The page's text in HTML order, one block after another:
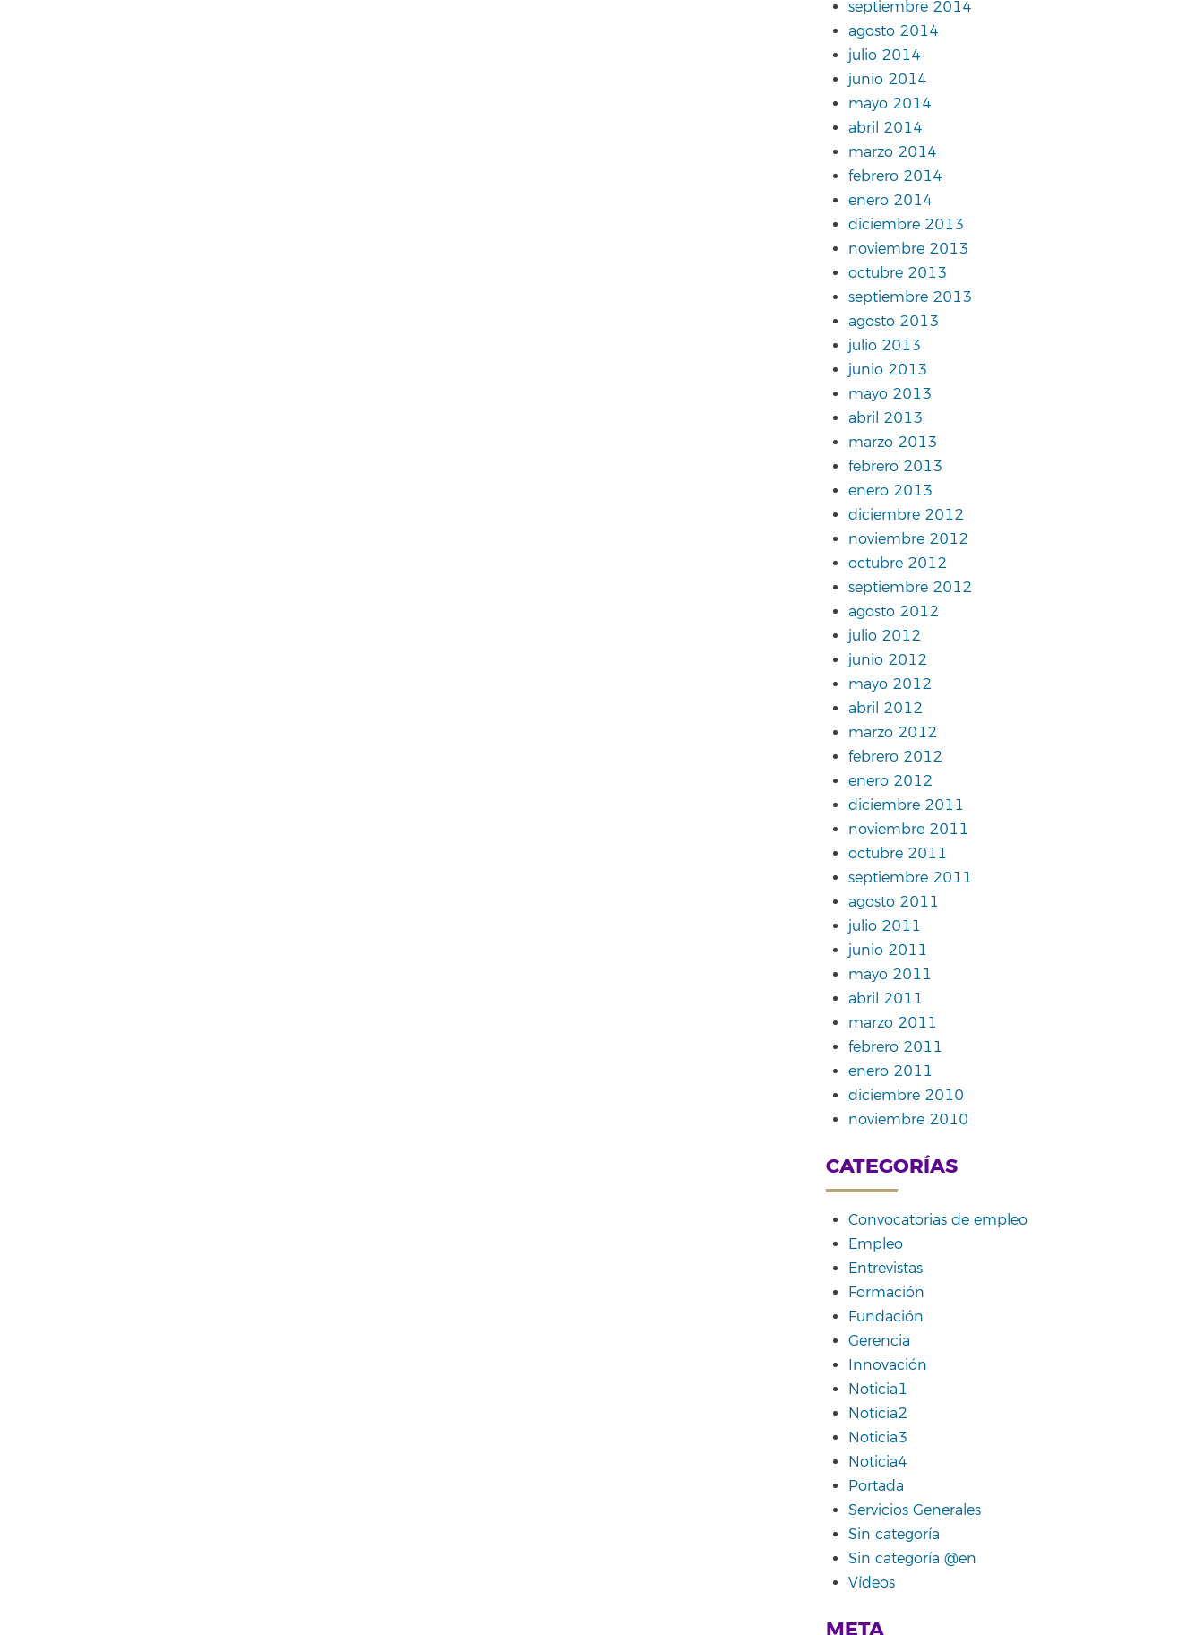
septiembre 2014
agosto 2014
julio 2014
junio 2014
mayo 2014
abril 2014
marzo 2014
febrero 2014
enero 2014
diciembre 2013
noviembre 2013
octubre 2013
septiembre 2013
agosto 2013
julio 2013
junio 2013
mayo 2013
abril 2013
marzo 2013
febrero 2013
enero 2013
diciembre 2012
noviembre 2012
octubre 2012
septiembre 2012
agosto 2012
julio 2012
junio 2012
mayo 2012
abril 2012
marzo 2012
febrero 2012
enero 2012
diciembre 2011
noviembre 2011
octubre 2011
septiembre 2011
agosto 2011
julio 2011
junio 2011
mayo 2011
abril 2011
marzo 2011
febrero 2011
enero 2011
diciembre 2010
noviembre 2010
CATEGORÍAS
Convocatorias de empleo
Empleo
Entrevistas
Formación
Fundación
Gerencia
Innovación
Noticia1
Noticia2
Noticia3
Noticia4
Portada
Servicios Generales
Sin categoría
Sin categoría @en
Vídeos
META